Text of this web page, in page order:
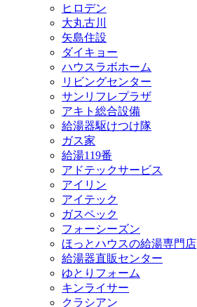
ヒロデン
大丸古川
矢島住設
ダイキョー
ハウスラボホーム
リビングセンター
サンリフレプラザ
アキト総合設備
給湯器駆けつけ隊
ガス家
給湯119番
アドテックサービス
アイリン
アイテック
ガスペック
フォーシーズン
ほっとハウスの給湯専門店
給湯器直販センター
ゆとりフォーム
キンライサー
クラシアン